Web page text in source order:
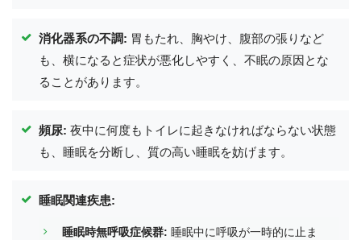
消化器系の不調: 胃もたれ、胸やけ、腹部の張りなど
も、横になると症状が悪化しやすく、不眠の原因とな
ることがあります。
頻尿: 夜中に何度もトイレに起きなければならない状態
も、睡眠を分断し、質の高い睡眠を妨げます。
睡眠関連疾患:
睡眠時無呼吸症候群: 睡眠中に呼吸が一時的に止ま